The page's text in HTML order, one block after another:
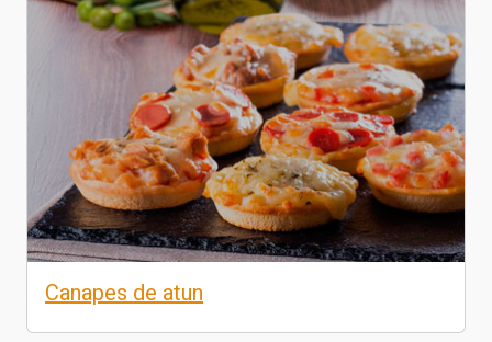
Canapes de atun